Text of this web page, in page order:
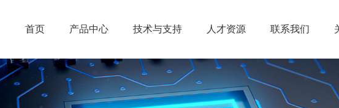
首页 产品中心 技术与支持 人才资源 联系我们